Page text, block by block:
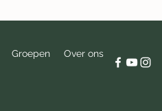
Groepen Over ons